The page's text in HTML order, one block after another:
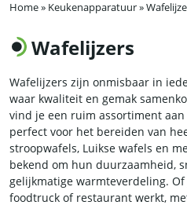
Home» Keukenapparatuur»
Wafelijzers
Wafelijzers zijn onmisbaar in
waar kwaliteit en gemak
vind je een ruim assortiment
perfect voor het bereiden van
stroopwafels, Luikse wafels en
bekend om hun duurzaamheid,
gelijkmatige warmteverdeling.
foodtruck of restaurant werkt,